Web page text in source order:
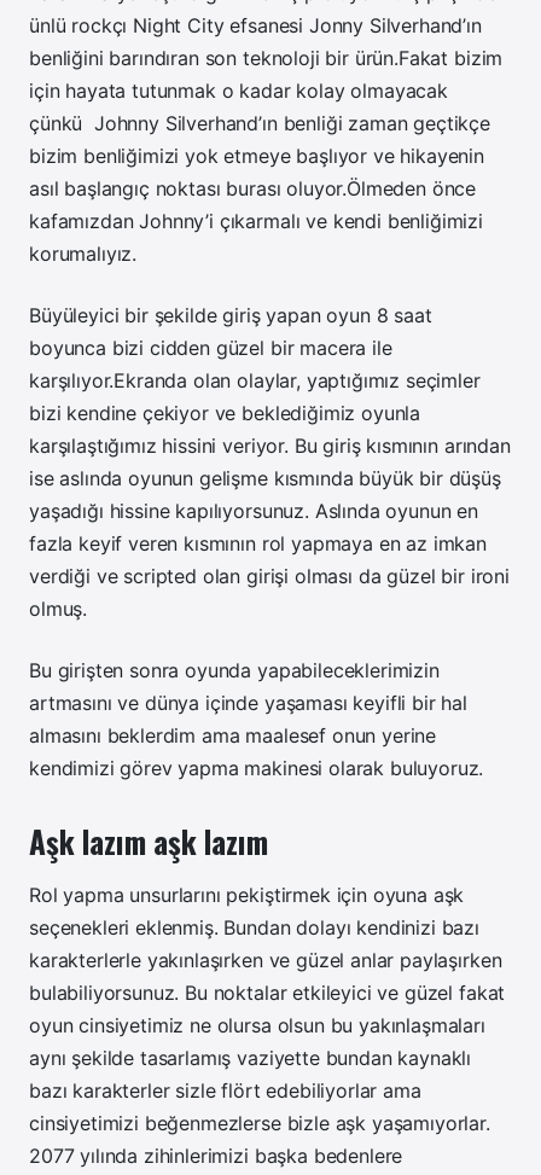
ünlü rockçı Night City efsanesi Jonny Silverhand’ın
benliğini barındıran son teknoloji bir ürün.Fakat bizim
için hayata tutunmak o kadar kolay olmayacak
çünkü Johnny Silverhand’ın benliği zaman geçtikçe
bizim benliğimizi yok etmeye başlıyor ve hikayenin
asıl başlangıç noktası burası oluyor.Ölmeden önce
kafamızdan Johnny’i çıkarmalı ve kendi benliğimizi
korumalıyız.
Büyüleyici bir şekilde giriş yapan oyun 8 saat
boyunca bizi cidden güzel bir macera ile
karşılıyor.Ekranda olan olaylar, yaptığımız seçimler
bizi kendine çekiyor ve beklediğimiz oyunla
karşılaştığımız hissini veriyor. Bu giriş kısmının arından
ise aslında oyunun gelişme kısmında büyük bir düşüş
yaşadığı hissine kapılıyorsunuz. Aslında oyunun en
fazla keyif veren kısmının rol yapmaya en az imkan
verdiği ve scripted olan girişi olması da güzel bir ironi
olmuş.
Bu girişten sonra oyunda yapabileceklerimizin
artmasını ve dünya içinde yaşaması keyifli bir hal
almasını beklerdim ama maalesef onun yerine
kendimizi görev yapma makinesi olarak buluyoruz.
Aşk lazım aşk lazım
Rol yapma unsurlarını pekiştirmek için oyuna aşk
seçenekleri eklenmiş. Bundan dolayı kendinizi bazı
karakterlerle yakınlaşırken ve güzel anlar paylaşırken
bulabiliyorsunuz. Bu noktalar etkileyici ve güzel fakat
oyun cinsiyetimiz ne olursa olsun bu yakınlaşmaları
aynı şekilde tasarlamış vaziyette bundan kaynaklı
bazı karakterler sizle flört edebiliyorlar ama
cinsiyetimizi beğenmezlerse bizle aşk yaşamıyorlar.
2077 yılında zihinlerimizi başka bedenlere